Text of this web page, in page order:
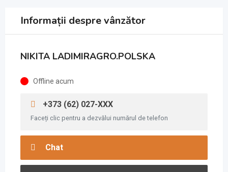
Informații despre vânzător
NIKITA LADIMIRAGRO.POLSKA
Offline acum
+373 (62) 027-XXX
Faceți clic pentru a dezvălui numărul de telefon
Chat